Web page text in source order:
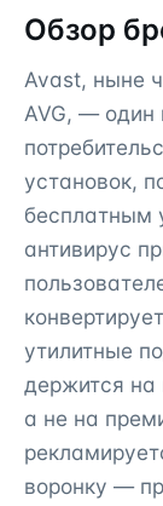
Обзор
Avast, ныне
AVG, — один
установок,
бесплатным
антивирус
утилитные
держится
а не на
воронку —